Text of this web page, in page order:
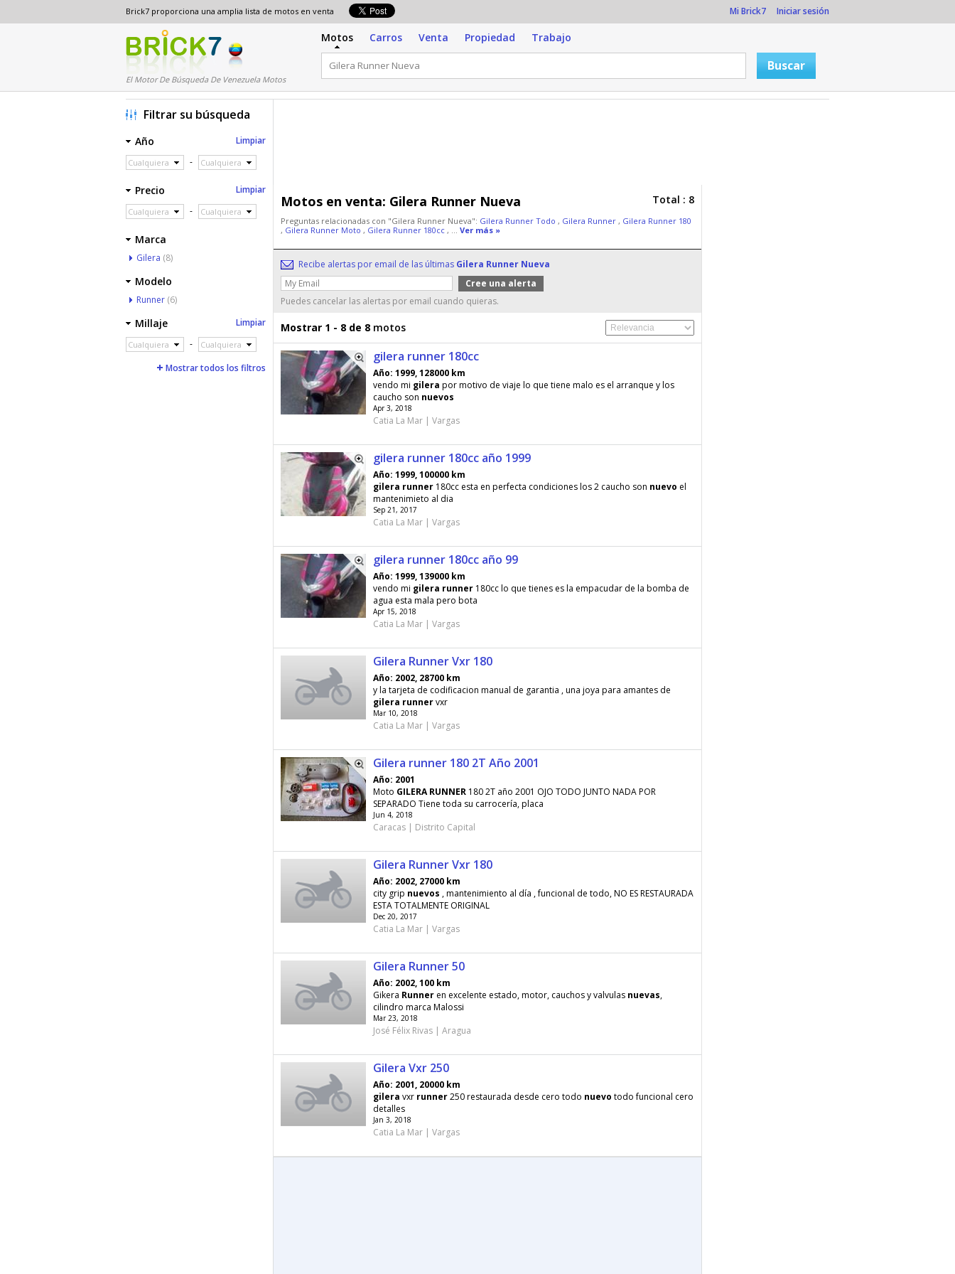
Brick7 proporciona una amplia lista de motos en venta Mi Brick7 Iniciar sesión
El Motor De Búsqueda De Venezuela Motos
Motos Carros Venta Propiedad Trabajo
Motos en venta: Gilera Runner Nueva Total : 8
Preguntas relacionadas con "Gilera Runner Nueva": Gilera Runner Todo , Gilera Runner , Gilera Runner 180
, Gilera Runner Moto , Gilera Runner 180cc , ... Ver más »
Recibe alertas por email de las últimas Gilera Runner Nueva
Puedes cancelar las alertas por email cuando quieras.
Mostrar 1 - 8 de 8 motos
gilera runner 180cc
Año: 1999, 128000 km
vendo mi gilera por motivo de viaje lo que tiene malo es el arranque y los
caucho son nuevos
Apr 3, 2018
Catia La Mar | Vargas
gilera runner 180cc año 1999
Año: 1999, 100000 km
gilera runner 180cc esta en perfecta condiciones los 2 caucho son nuevo el
mantenimieto al dia
Sep 21, 2017
Catia La Mar | Vargas
gilera runner 180cc año 99
Año: 1999, 139000 km
vendo mi gilera runner 180cc lo que tienes es la empacudar de la bomba de
agua esta mala pero bota
Apr 15, 2018
Catia La Mar | Vargas
Gilera Runner Vxr 180
Año: 2002, 28700 km
y la tarjeta de codificacion manual de garantia , una joya para amantes de
gilera runnervxr
Mar 10, 2018
Catia La Mar | Vargas
Gilera runner 180 2T Año 2001
Año: 2001
Moto GILERA RUNNER 180 2T año 2001 OJO TODO JUNTO NADA POR
SEPARADO Tiene toda su carrocería, placa
Jun 4, 2018
Caracas | Distrito Capital
Gilera Runner Vxr 180
Año: 2002, 27000 km
city grip nuevos , mantenimiento al día , funcional de todo, NO ES RESTAURADA
ESTA TOTALMENTE ORIGINAL
Dec 20, 2017
Catia La Mar | Vargas
Gilera Runner 50
Año: 2002, 100 km
Gikera Runner en excelente estado, motor, cauchos y valvulas nuevas,
cilindro marca Malossi
Mar 23, 2018
José Félix Rivas | Aragua
Gilera Vxr 250
Año: 2001, 20000 km
gilera vxr runner250 restaurada desde cero todo nuevo todo funcional cero
detalles
Jan 3, 2018
Catia La Mar | Vargas
Filtrar su búsqueda
Año Limpiar
Cualquiera - Cualquiera
Precio Limpiar
Cualquiera - Cualquiera
Marca
Gilera (8)
Modelo
Runner (6)
Millaje Limpiar
Cualquiera - Cualquiera
Mostrar todos los filtros